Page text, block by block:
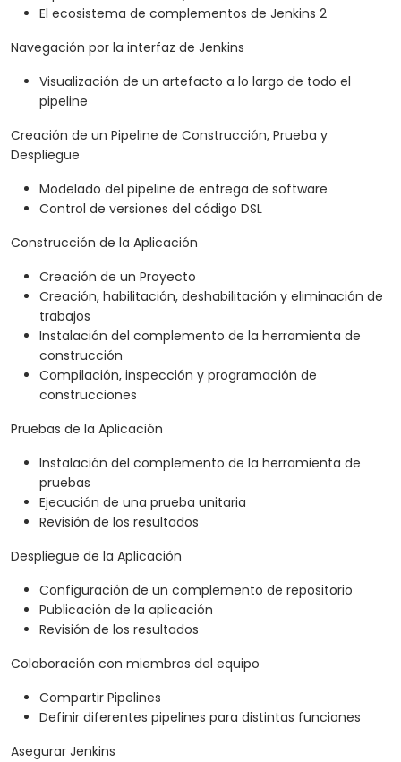
El ecosistema de complementos de Jenkins 2
Navegación por la interfaz de Jenkins
Visualización de un artefacto a lo largo de todo el
pipeline
Creación de un Pipeline de Construcción, Prueba y
Despliegue
Modelado del pipeline de entrega de software
Control de versiones del código DSL
Construcción de la Aplicación
Creación de un Proyecto
Creación, habilitación, deshabilitación y eliminación de
trabajos
Instalación del complemento de la herramienta de
construcción
Compilación, inspección y programación de
construcciones
Pruebas de la Aplicación
Instalación del complemento de la herramienta de
pruebas
Ejecución de una prueba unitaria
Revisión de los resultados
Despliegue de la Aplicación
Configuración de un complemento de repositorio
Publicación de la aplicación
Revisión de los resultados
Colaboración con miembros del equipo
Compartir Pipelines
Definir diferentes pipelines para distintas funciones
Asegurar Jenkins